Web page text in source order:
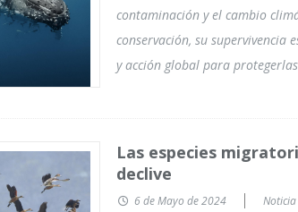
contaminación y el cambio
conservación, su supervivencia
y acción global para
Las especies
declive
6 de Mayo de 2024 Noticia